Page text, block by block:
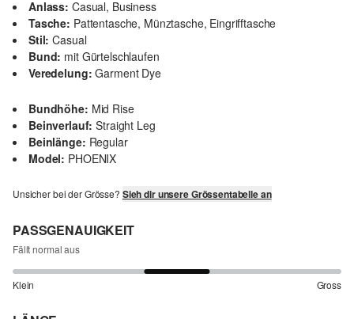
Anlass: Casual, Business
Tasche: Pattentasche, Münztasche, Eingrifftasche
Stil: Casual
Bund: mit Gürtelschlaufen
Veredelung: Garment Dye
Bundhöhe: Mid Rise
Beinverlauf: Straight Leg
Beinlänge: Regular
Model: PHOENIX
Unsicher bei der Grösse? Sieh dir unsere Grössentabelle an
PASSGENAUIGKEIT
Fällt normal aus
Klein Gross